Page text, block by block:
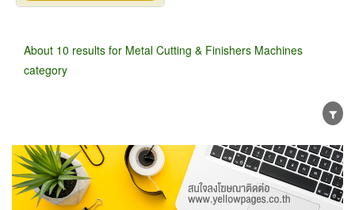
About 10 results for Metal Cutting & Finishers Machines
category
Wholesale Retail Manufacturer
Dealer
Exporter/Importer
Service Business